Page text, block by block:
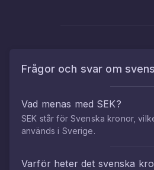
Frågor och svar om
Vad menas med SEK?
SEK står för Svenska kronor,
används i Sverige.
Varför heter det svenska